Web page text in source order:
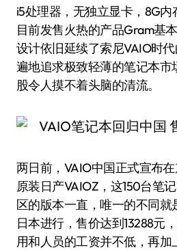
i5处理器，无独立显卡，8G内
目前发售火热的产品Gram基
设计依旧延续了索尼VAIO时
遍地追求极致轻薄的笔记本市
股令人摸不着头脑的清流。
两日前，VAIO中国正式宣布
原装日产VAIOZ，这150台笔
区的版本一直，唯一的不同就
日本进行，售价达到13288元
用和人员的工资并不低，再加